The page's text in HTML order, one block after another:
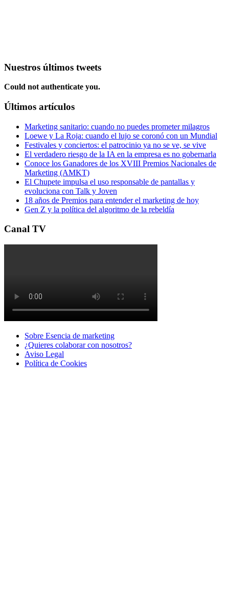
Nuestros últimos tweets
Could not authenticate you.
Últimos artículos
Marketing sanitario: cuando no puedes prometer milagros
Loewe y La Roja: cuando el lujo se coronó con un Mundial
Festivales y conciertos: el patrocinio ya no se ve, se vive
El verdadero riesgo de la IA en la empresa es no gobernarla
Conoce los Ganadores de los XVIII Premios Nacionales de
Marketing (AMKT)
El Chupete impulsa el uso responsable de pantallas y
evoluciona con Talk y Joven
18 años de Premios para entender el marketing de hoy
Gen Z y la política del algoritmo de la rebeldía
Canal TV
Sobre Esencia de marketing
¿Quieres colaborar con nosotros?
Aviso Legal
Polí­tica de Cookies